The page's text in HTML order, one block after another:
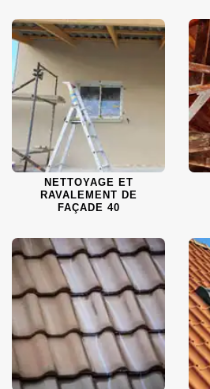
NETTOYAGE ET
RAVALEMENT DE
FAÇADE 40